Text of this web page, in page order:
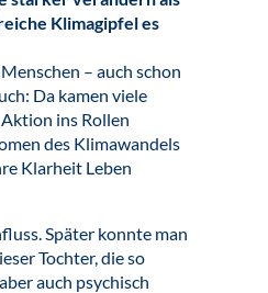
Klimagipfel es
– auch schon
Da kamen viele
ins Rollen
des Klimawandels
Klarheit Leben
Später konnte man
Tochter, die so
auch psychisch